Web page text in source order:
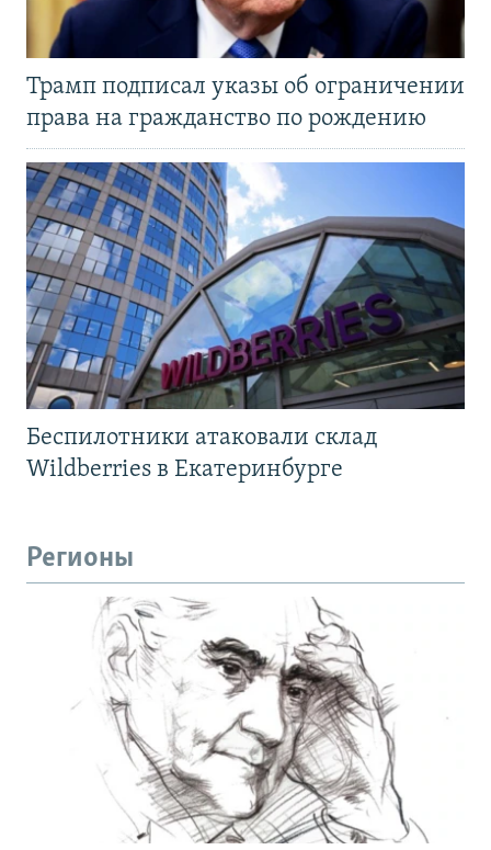
Трамп подписал указы об ограничении
права на гражданство по рождению
Беспилотники атаковали склад
Wildberries в Екатеринбурге
Регионы